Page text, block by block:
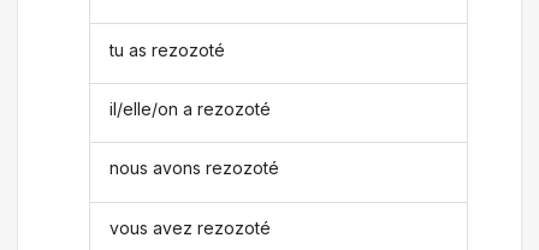
tu as rezozoté
il/elle/on a rezozoté
nous avons rezozoté
vous avez rezozoté